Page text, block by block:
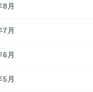
月
月
月
月